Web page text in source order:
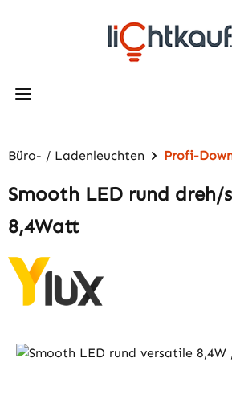
Zum Hauptinhalt springen
Büro- / Ladenleuchten Profi-
Smooth LED rund dreh/
8,4Watt
Bildergalerie überspringen